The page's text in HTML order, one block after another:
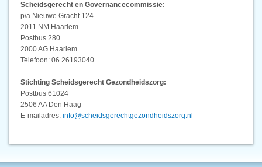
Scheidsgerecht en Governancecommissie:
p/a Nieuwe Gracht 124
2011 NM Haarlem
Postbus 280
2000 AG Haarlem
Telefoon: 06 26193040
Stichting Scheidsgerecht Gezondheidszorg:
Postbus 61024
2506 AA Den Haag
E-mailadres: info@scheidsgerechtgezondheidszorg.nl